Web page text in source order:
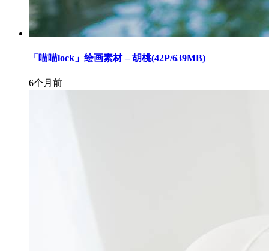
「喵喵lock」绘画素材 – 胡桃(42P/639MB)
6个月前